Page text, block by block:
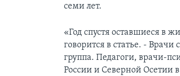
семи лет.
«Год спустя оставшиеся в
говорится в статье. -
группа. Педагоги, врачи-
России и Северной Осетии